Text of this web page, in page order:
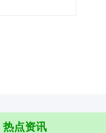
热点资讯